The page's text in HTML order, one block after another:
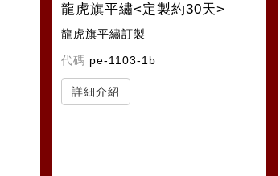
龍虎旗平繡<定製約30天>
龍虎旗平繡訂製
代碼 pe-1103-1b
詳細介紹